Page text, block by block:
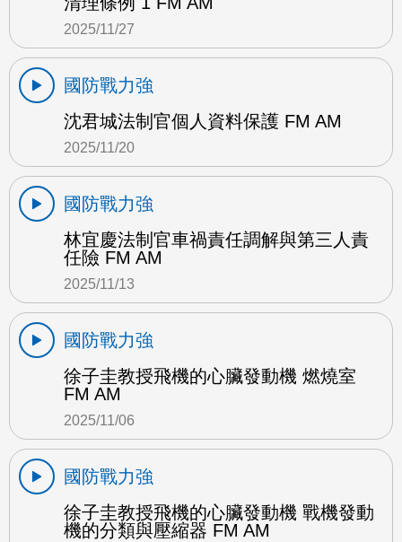
2025/11/27
國防戰力強
沈君城法制官個人資料保護 FM AM
2025/11/20
國防戰力強
林宜慶法制官車禍責任調解與第三人責
任險 FM AM
2025/11/13
國防戰力強
徐子圭教授飛機的心臟發動機 燃燒室
FM AM
2025/11/06
國防戰力強
徐子圭教授飛機的心臟發動機 戰機發動
機的分類與壓縮器 FM AM